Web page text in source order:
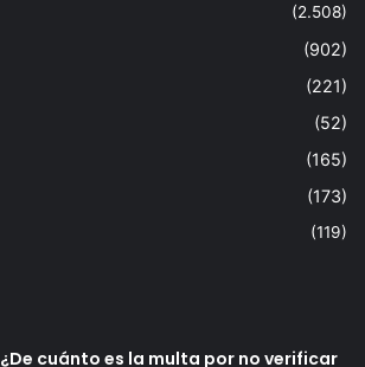
(2.508)
(902)
(221)
(52)
(165)
(173)
(119)
¿De cuánto es la multa por no verificar